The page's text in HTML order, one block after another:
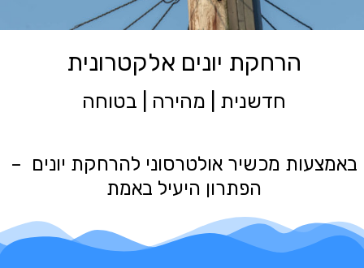
הרחקת יונים אלקטרונית
חדשנית | מהירה | בטוחה
באמצעות מכשיר אולטרסוני להרחקת יונים –
הפתרון היעיל באמת